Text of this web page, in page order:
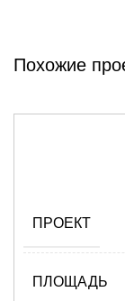
Похожие
ПРОЕКТ
ПЛОЩАДЬ